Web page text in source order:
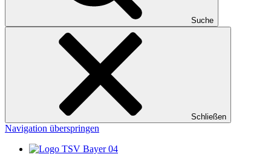
Suche
Schließen
Navigation überspringen